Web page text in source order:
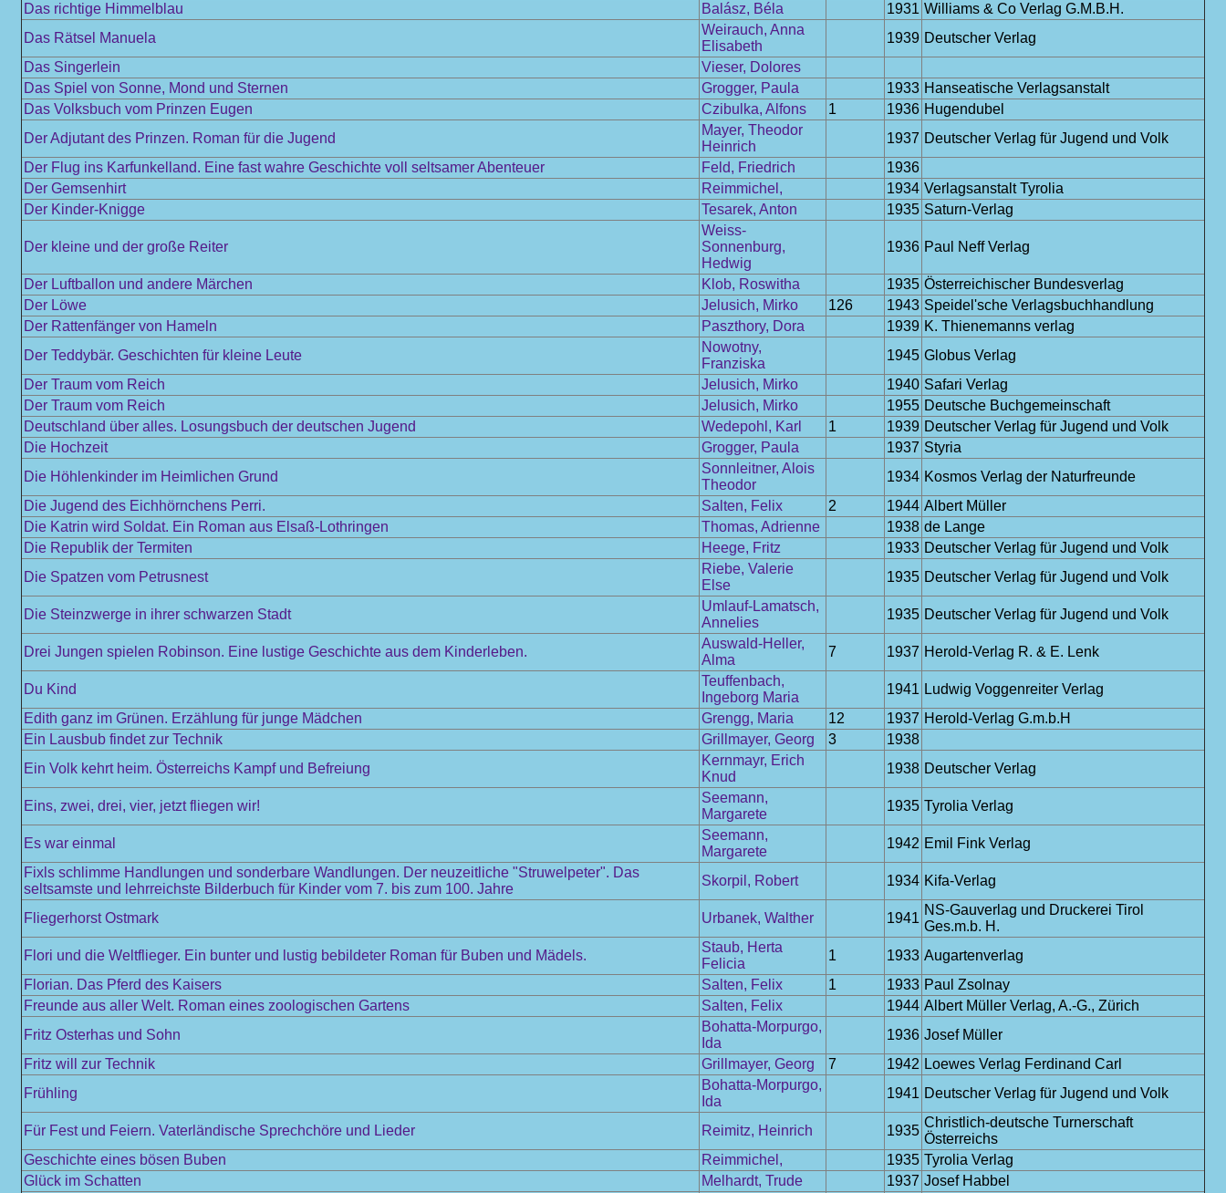
Das richtige Himmelblau
Balász, Béla 1931 Williams & Co Verlag G.M.B.H.
Das Rätsel Manuela
Weirauch, Anna
Elisabeth
1939 Deutscher Verlag
Das Singerlein
Vieser, Dolores
Das Spiel von Sonne, Mond und Sternen
Grogger, Paula 1933 Hanseatische Verlagsanstalt
Das Volksbuch vom Prinzen Eugen
Czibulka, Alfons 1 1936 Hugendubel
Der Adjutant des Prinzen. Roman für die Jugend
Mayer, Theodor
Heinrich
1937 Deutscher Verlag für Jugend und Volk
Der Flug ins Karfunkelland. Eine fast wahre Geschichte voll seltsamer Abenteuer
Feld, Friedrich
1936
Der Gemsenhirt
Reimmichel, 1934 Verlagsanstalt Tyrolia
Der Kinder-Knigge
Tesarek, Anton 1935 Saturn-Verlag
Der kleine und der große Reiter
Weiss-
Sonnenburg,
Hedwig
1936 Paul Neff Verlag
Der Luftballon und andere Märchen Klob, Roswitha 1935 Österreichischer Bundesverlag
Der Löwe
Jelusich, Mirko 126 1943 Speidel'sche Verlagsbuchhandlung
Der Rattenfänger von Hameln
Paszthory, Dora 1939 K. Thienemanns verlag
Der Teddybär. Geschichten für kleine Leute
Nowotny,
Franziska
1945 Globus Verlag
Der Traum vom Reich
Jelusich, Mirko 1940 Safari Verlag
Der Traum vom Reich
Jelusich, Mirko 1955 Deutsche Buchgemeinschaft
Deutschland über alles. Losungsbuch der deutschen Jugend
Wedepohl, Karl 1 1939 Deutscher Verlag für Jugend und Volk
Die Hochzeit
Grogger, Paula 1937 Styria
Die Höhlenkinder im Heimlichen Grund
Sonnleitner, Alois
Theodor
1934 Kosmos Verlag der Naturfreunde
Die Jugend des Eichhörnchens Perri.
Salten, Felix 2 1944 Albert Müller
Die Katrin wird Soldat. Ein Roman aus Elsaß-Lothringen
Thomas, Adrienne 1938 de Lange
Die Republik der Termiten
Heege, Fritz 1933 Deutscher Verlag für Jugend und Volk
Die Spatzen vom Petrusnest
Riebe, Valerie
Else
1935 Deutscher Verlag für Jugend und Volk
Die Steinzwerge in ihrer schwarzen Stadt
Umlauf-Lamatsch,
Annelies
1935 Deutscher Verlag für Jugend und Volk
Drei Jungen spielen Robinson. Eine lustige Geschichte aus dem Kinderleben.
Auswald-Heller,
Alma
7 1937 Herold-Verlag R. & E. Lenk
Du Kind
Teuffenbach,
Ingeborg Maria
1941 Ludwig Voggenreiter Verlag
Edith ganz im Grünen. Erzählung für junge Mädchen
Grengg, Maria 12 1937 Herold-Verlag G.m.b.H
Ein Lausbub findet zur Technik
Grillmayer, Georg 3
1938
Ein Volk kehrt heim. Österreichs Kampf und Befreiung
Kernmayr, Erich
Knud
1938 Deutscher Verlag
Eins, zwei, drei, vier, jetzt fliegen wir!
Seemann,
Margarete
1935 Tyrolia Verlag
Es war einmal
Seemann,
Margarete
1942 Emil Fink Verlag
Fixls schlimme Handlungen und sonderbare Wandlungen. Der neuzeitliche "Struwelpeter". Das
seltsamste und lehrreichste Bilderbuch für Kinder vom 7. bis zum 100. Jahre
Skorpil, Robert 1934 Kifa-Verlag
Fliegerhorst Ostmark Urbanek, Walther 1941
NS-Gauverlag und Druckerei Tirol
Ges.m.b. H.
Flori und die Weltflieger. Ein bunter und lustig bebildeter Roman für Buben und Mädels.
Staub, Herta
Felicia
1 1933 Augartenverlag
Florian. Das Pferd des Kaisers
Salten, Felix 1 1933 Paul Zsolnay
Freunde aus aller Welt. Roman eines zoologischen Gartens
Salten, Felix 1944 Albert Müller Verlag, A.-G., Zürich
Fritz Osterhas und Sohn
Bohatta-Morpurgo,
Ida
1936 Josef Müller
Fritz will zur Technik
Grillmayer, Georg 7 1942 Loewes Verlag Ferdinand Carl
Frühling
Bohatta-Morpurgo,
Ida
1941 Deutscher Verlag für Jugend und Volk
Für Fest und Feiern. Vaterländische Sprechchöre und Lieder Reimitz, Heinrich 1935
Christlich-deutsche Turnerschaft
Österreichs
Geschichte eines bösen Buben
Reimmichel, 1935 Tyrolia Verlag
Glück im Schatten
Melhardt, Trude 1937 Josef Habbel